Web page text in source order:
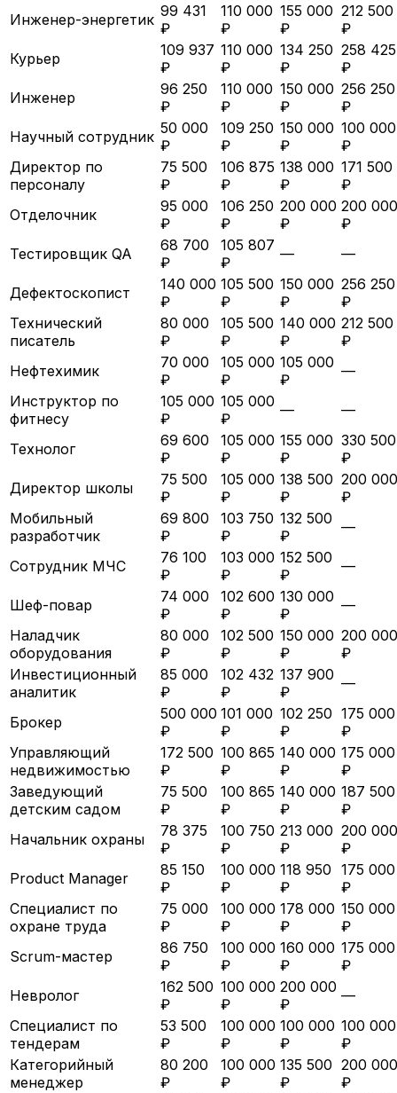
Инженер-энергетик 99 431
₽
110 000
₽
155 000
₽
212 500
₽
Курьер
109 937
₽
110 000
₽
134 250
₽
258 425
₽
Инженер
96 250
₽
110 000
₽
150 000
₽
256 250
₽
Научный сотрудник 50 000
₽
109 250
₽
150 000
₽
100 000
₽
Директор по
персоналу
75 500
₽
106 875
₽
138 000
₽
171 500
₽
Отделочник
95 000
₽
106 250
₽
200 000
₽
200 000
₽
Тестировщик QA
68 700
₽
105 807
₽
— —
Дефектоскопист
140 000
₽
105 500
₽
150 000
₽
256 250
₽
Технический
писатель
80 000
₽
105 500
₽
140 000
₽
212 500
₽
Нефтехимик
70 000
₽
105 000
₽
105 000
₽
—
Инструктор по
фитнесу
105 000
₽
105 000
₽
— —
Технолог
69 600
₽
105 000
₽
155 000
₽
330 500
₽
Директор школы
75 500
₽
105 000
₽
138 500
₽
200 000
₽
Мобильный
разработчик
69 800
₽
103 750
₽
132 500
₽
—
Сотрудник МЧС
76 100
₽
103 000
₽
152 500
₽
—
Шеф-повар
74 000
₽
102 600
₽
130 000
₽
—
Наладчик
оборудования
80 000
₽
102 500
₽
150 000
₽
200 000
₽
Инвестиционный
аналитик
85 000
₽
102 432
₽
137 900
₽
—
Брокер
500 000
₽
101 000
₽
102 250
₽
175 000
₽
Управляющий
недвижимостью
172 500
₽
100 865
₽
140 000
₽
175 000
₽
Заведующий
детским садом
75 500
₽
100 865
₽
140 000
₽
187 500
₽
Начальник охраны
78 375
₽
100 750
₽
213 000
₽
200 000
₽
Product Manager
85 150
₽
100 000
₽
118 950
₽
175 000
₽
Специалист по
охране труда
75 000
₽
100 000
₽
178 000
₽
150 000
₽
Scrum-мастер
86 750
₽
100 000
₽
160 000
₽
175 000
₽
Невролог
162 500
₽
100 000
₽
200 000
₽
—
Специалист по
тендерам
53 500
₽
100 000
₽
100 000
₽
100 000
₽
Категорийный
менеджер
80 200
₽
100 000
₽
135 500
₽
200 000
₽